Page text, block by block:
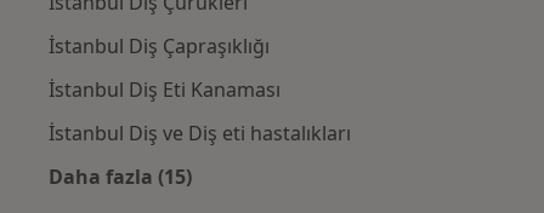
İstanbul Diş Çapraşıklığı
İstanbul Diş Eti Kanaması
İstanbul Diş ve Diş eti hastalıkları
Daha fazla (15)